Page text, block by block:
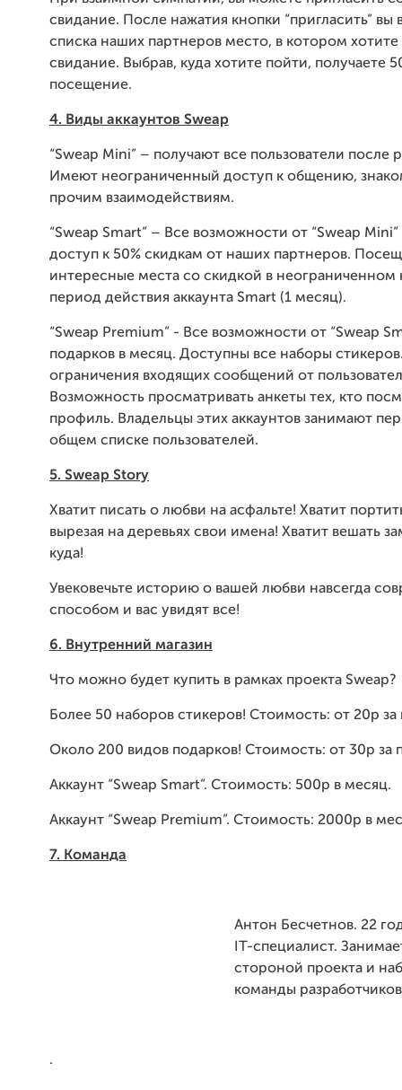
свидание. После нажатия кнопки “пригласить” вы
списка наших партнеров место, в котором хотите
свидание. Выбрав, куда хотите пойти, получаете
посещение.
4. Виды аккаунтов Sweap
“Sweap Mini” – получают все пользователи после
Имеют неограниченный доступ к общению,
прочим взаимодействиям.
“Sweap Smart” – Все возможности от “Sweap
доступ к 50% скидкам от наших партнеров.
интересные места со скидкой в неограниченном
период действия аккаунта Smart (1 месяц).
“Sweap Premium” - Все возможности от “Sweap
подарков в месяц. Доступны все наборы
ограничения входящих сообщений от
Возможность просматривать анкеты тех, кто
профиль. Владельцы этих аккаунтов занимают
общем списке пользователей.
5. Sweap Story
Хватит писать о любви на асфальте! Хватит
вырезая на деревьях свои имена! Хватит вешать
куда!
Увековечьте историю о вашей любви навсегда
способом и вас увидят все!
6. Внутренний магазин
Что можно будет купить в рамках проекта Sweap?
Более 50 наборов стикеров! Стоимость: от 20р за
Около 200 видов подарков! Стоимость: от 30р за
Аккаунт “Sweap Smart”. Стоимость: 500р в месяц.
Аккаунт “Sweap Premium”. Стоимость: 2000р в
7. Команда
Антон Бесчетнов. 22
IT-специалист.
стороной проекта и
команды
.